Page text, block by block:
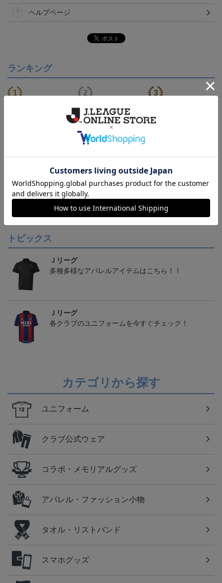
ヘルプページ
ランキング
【S～4XL】2026/27ユニ
フォーム オーセンティッ
クモデル:FP1st
21,450円～25,950円
ジュビロ磐田 チルタリ
ス タオルマフラー
2,500円
ジュビロ磐田 ピカチュ
2,500円
トピックス
Ｊリーグ
多種多様なアパレルアイテムはこちら！！
Ｊリーグ
各クラブのユニフォームを今すぐチェック！
カテゴリから探す
ユニフォーム
クラブ公式ウェア
コラボ・メモリアルグッズ
アパレル・ファッション小物
タオル・リストバンド
スマホグッズ